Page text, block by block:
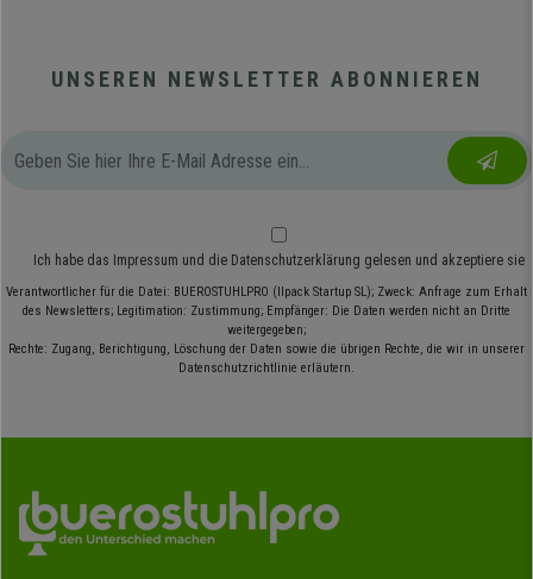
UNSEREN NEWSLETTER ABONNIEREN
Ich habe das Impressum und die Datenschutzerklärung gelesen und akzeptiere sie
Verantwortlicher für die Datei: BUEROSTUHLPRO (Ilpack Startup SL); Zweck: Anfrage zum Erhalt
des Newsletters; Legitimation: Zustimmung; Empfänger: Die Daten werden nicht an Dritte
weitergegeben;
Rechte: Zugang, Berichtigung, Löschung der Daten sowie die übrigen Rechte, die wir in unserer
Datenschutzrichtlinie erläutern.